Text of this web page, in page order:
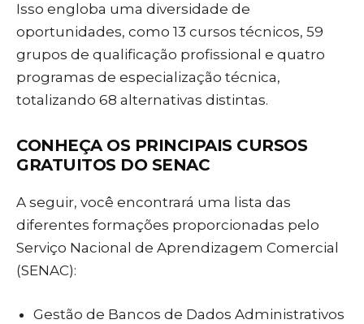
Isso engloba uma diversidade de
oportunidades, como 13 cursos técnicos, 59
grupos de qualificação profissional e quatro
programas de especialização técnica,
totalizando 68 alternativas distintas.
CONHEÇA OS PRINCIPAIS CURSOS
GRATUITOS DO SENAC
A seguir, você encontrará uma lista das
diferentes formações proporcionadas pelo
Serviço Nacional de Aprendizagem Comercial
(SENAC):
Gestão de Bancos de Dados Administrativos